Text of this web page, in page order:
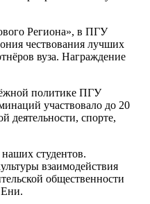
Региона», в ПГУ
чествования лучших
вуза. Награждение
политике ПГУ
участвовало до 20
деятельности, спорте,
студентов.
взаимодействия
общественности
Ени.